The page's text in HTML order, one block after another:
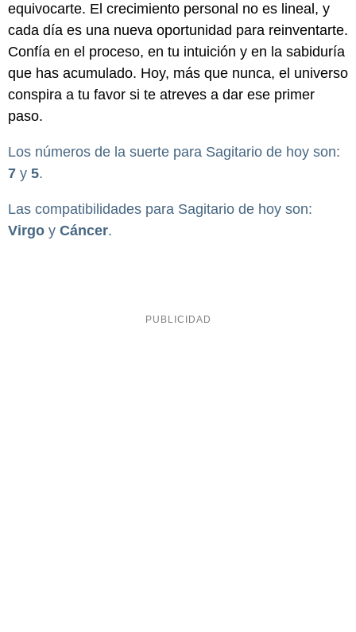
equivocarte. El crecimiento personal no es lineal, y
cada día es una nueva oportunidad para reinventarte.
Confía en el proceso, en tu intuición y en la sabiduría
que has acumulado. Hoy, más que nunca, el universo
conspira a tu favor si te atreves a dar ese primer
paso.
Los números de la suerte para Sagitario de hoy son:
7 y 5.
Las compatibilidades para Sagitario de hoy son:
Virgo y Cáncer.